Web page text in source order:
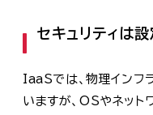
セキュリティは
IaaSでは、物理インフ
いますが、OSやネット